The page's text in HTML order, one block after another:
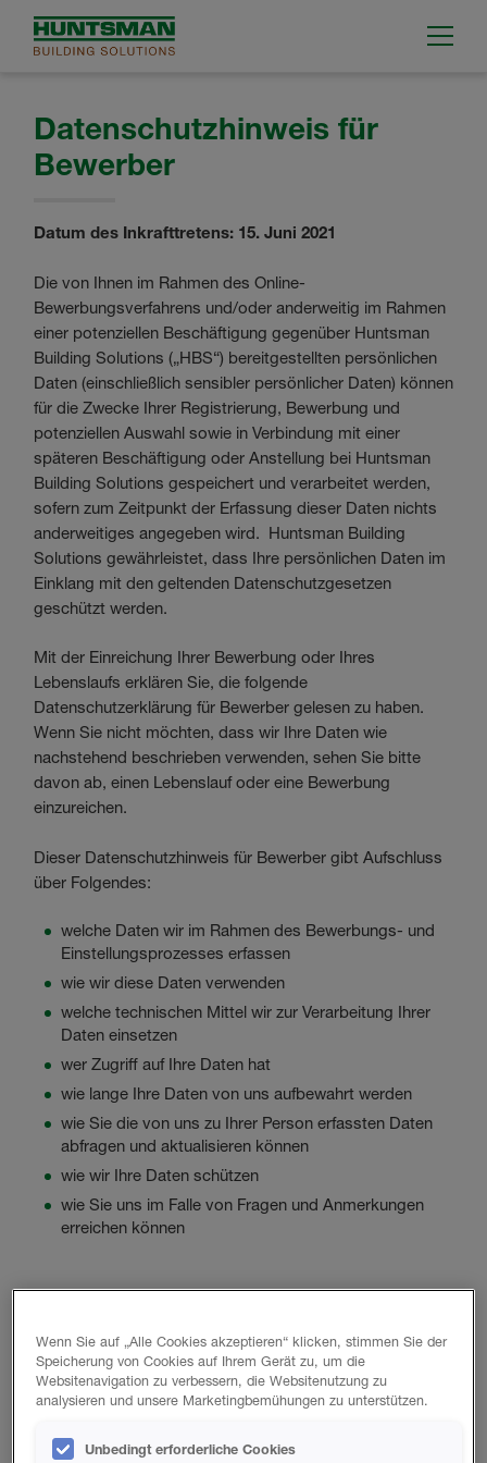
Datenschutzhinweis für
Bewerber
Datum des Inkrafttretens: 15. Juni 2021
Die von Ihnen im Rahmen des Online-
Bewerbungsverfahrens und/oder anderweitig im Rahmen
einer potenziellen Beschäftigung gegenüber Huntsman
Building Solutions („HBS“) bereitgestellten persönlichen
Daten (einschließlich sensibler persönlicher Daten) können
für die Zwecke Ihrer Registrierung, Bewerbung und
potenziellen Auswahl sowie in Verbindung mit einer
späteren Beschäftigung oder Anstellung bei Huntsman
Building Solutions gespeichert und verarbeitet werden,
sofern zum Zeitpunkt der Erfassung dieser Daten nichts
anderweitiges angegeben wird. Huntsman Building
Solutions gewährleistet, dass Ihre persönlichen Daten im
Einklang mit den geltenden Datenschutzgesetzen
geschützt werden.
Mit der Einreichung Ihrer Bewerbung oder Ihres
Lebenslaufs erklären Sie, die folgende
Datenschutzerklärung für Bewerber gelesen zu haben.
Wenn Sie nicht möchten, dass wir Ihre Daten wie
nachstehend beschrieben verwenden, sehen Sie bitte
davon ab, einen Lebenslauf oder eine Bewerbung
einzureichen.
Dieser Datenschutzhinweis für Bewerber gibt Aufschluss
über Folgendes:
welche Daten wir im Rahmen des Bewerbungs- und
Einstellungsprozesses erfassen
wie wir diese Daten verwenden
welche technischen Mittel wir zur Verarbeitung Ihrer
Daten einsetzen
wer Zugriff auf Ihre Daten hat
wie lange Ihre Daten von uns aufbewahrt werden
wie Sie die von uns zu Ihrer Person erfassten Daten
abfragen und aktualisieren können
wie wir Ihre Daten schützen
wie Sie uns im Falle von Fragen und Anmerkungen
erreichen können
sowohl auf die von Ihnen bereitgestellten Daten als auch
Wenn Sie auf „Alle Cookies akzeptieren“ klicken, stimmen Sie der
Speicherung von Cookies auf Ihrem Gerät zu, um die
Websitenavigation zu verbessern, die Websitenutzung zu
analysieren und unsere Marketingbemühungen zu unterstützen.
Unbedingt erforderliche Cookies